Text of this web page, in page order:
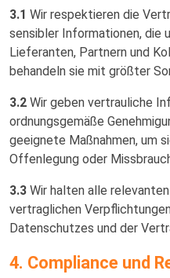
3.1 Wir respektieren die
sensibler Informationen, die
Lieferanten, Partnern und
behandeln sie mit größter
3.2 Wir geben vertrauliche
ordnungsgemäße
geeignete Maßnahmen, um
Offenlegung oder
3.3 Wir halten alle
vertraglichen
Datenschutzes und der
4. Compliance und